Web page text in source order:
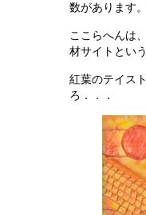
数があります。
ここらへんは
材サイトとい
紅葉のテイス
ろ．．．